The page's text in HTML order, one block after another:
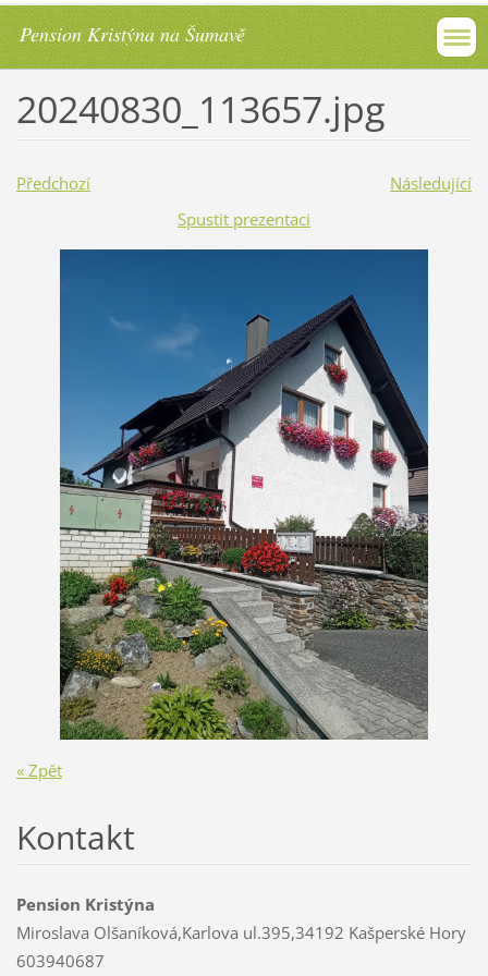
Pension Kristýna na Šumavě
20240830_113657.jpg
Předchozí
Následující
Spustit prezentaci
« Zpět
Kontakt
Pension Kristýna
Miroslava Olšaníková,Karlova ul.395,34192 Kašperské Hory
603940687